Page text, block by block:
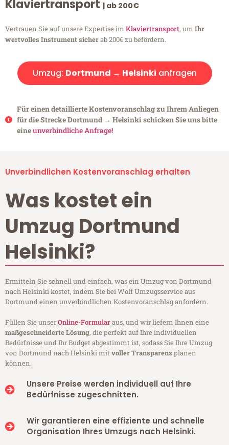
Klaviertransport | ab 200€
Vertrauen Sie auf unsere Expertise im Klaviertransport, um Ihr
wertvolles Instrument sicherab 200€ zu befördern.
Umzug: Dortmund → Helsinki anfragen
Für einen detaillierte Kostenvoranschlag zu Ihrem Anliegen
für die Strecke Dortmund → Helsinki schicken Sie uns bitte
eineunverbindliche Anfrage!
Unverbindlichen Kostenvoranschlag erhalten
Was kostet ein
Umzug Dortmund
Helsinki?
Ermitteln Sie schnell und einfach, was ein Umzug von Dortmund
nach Helsinki kostet, indem Sie bei Wolf Umzugsservice aus
Dortmund einen unverbindlichen Kostenvoranschlag anfordern.
Füllen Sie unserOnline-Formularaus, und wir liefern Ihnen eine
maßgeschneiderte Lösung, die perfekt auf Ihre individuellen
Bedürfnisse und Ihr Budget abgestimmt ist, sodass Sie Ihre Umzug
von Dortmund nach Helsinki mitvoller Transparenzplanen
können.
Unsere Preise werden individuell auf Ihre
Bedürfnisse zugeschnitten.
Wir garantieren eine effiziente und schnelle
Organisation Ihres Umzugs nach Helsinki.